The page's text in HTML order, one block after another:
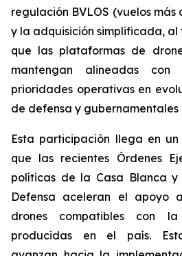
regulación BVLOS (vuelos
y la adquisición simplificada,
que las plataformas de
mantengan alineadas
prioridades operativas en
de defensa y gubernamentales
Esta participación llega en
que las recientes Órdenes
políticas de la Casa Blanca
Defensa aceleran el apoyo
drones compatibles con
producidas en el país.